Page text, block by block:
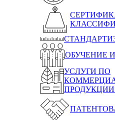
ОБУЧЕНИЕ
УСЛУГИ ПО